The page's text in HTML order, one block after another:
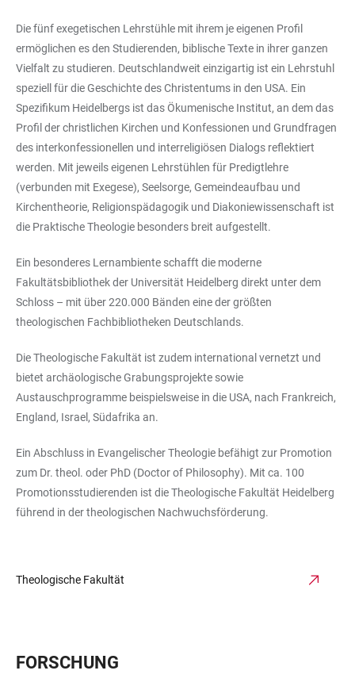
Die fünf exegetischen Lehrstühle mit ihrem je eigenen Profil
ermöglichen es den Studierenden, biblische Texte in ihrer ganzen
Vielfalt zu studieren. Deutschlandweit einzigartig ist ein Lehrstuhl
speziell für die Geschichte des Christentums in den USA. Ein
Spezifikum Heidelbergs ist das Ökumenische Institut, an dem das
Profil der christlichen Kirchen und Konfessionen und Grundfragen
des interkonfessionellen und interreligiösen Dialogs reflektiert
werden. Mit jeweils eigenen Lehrstühlen für Predigtlehre
(verbunden mit Exegese), Seelsorge, Gemeindeaufbau und
Kirchentheorie, Religionspädagogik und Diakoniewissenschaft ist
die Praktische Theologie besonders breit aufgestellt.
Ein besonderes Lernambiente schafft die moderne
Fakultätsbibliothek der Universität Heidelberg direkt unter dem
Schloss – mit über 220.000 Bänden eine der größten
theologischen Fachbibliotheken Deutschlands.
Die Theologische Fakultät ist zudem international vernetzt und
bietet archäologische Grabungsprojekte sowie
Austauschprogramme beispielsweise in die USA, nach Frankreich,
England, Israel, Südafrika an.
Ein Abschluss in Evangelischer Theologie befähigt zur Promotion
zum Dr. theol. oder PhD (Doctor of Philosophy). Mit ca. 100
Promotionsstudierenden ist die Theologische Fakultät Heidelberg
führend in der theologischen Nachwuchsförderung.
Theologische Fakultät
FORSCHUNG